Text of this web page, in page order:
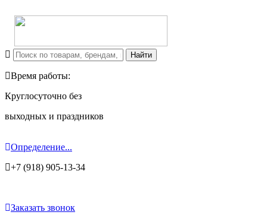
Время работы:
Круглосуточно без
выходных и праздников
Определение...
+7 (918) 905-13-34
Заказать звонок